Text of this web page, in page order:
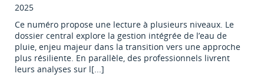
2025
Ce numéro propose une lecture à plusieurs niveaux. Le
dossier central explore la gestion intégrée de l’eau de
pluie, enjeu majeur dans la transition vers une approche
plus résiliente. En parallèle, des professionnels livrent
leurs analyses sur l[...]